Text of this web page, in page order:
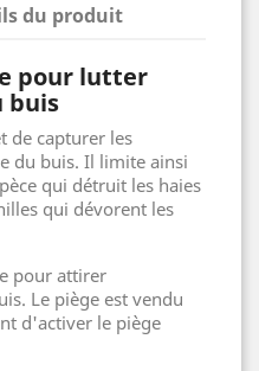
du produit
pour lutter
buis
de capturer les
du buis. Il limite ainsi
qui détruit les haies
qui dévorent les
pour attirer
Le piège est vendu
d'activer le piège